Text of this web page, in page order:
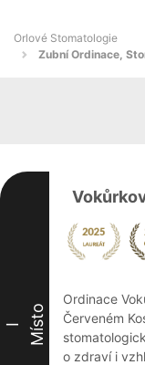
Orlové Stomatologie
Zubní Ordinace,
I Místo
Ordinace
Červeném
o zdraví i